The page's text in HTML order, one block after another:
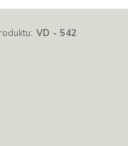
VD - 542